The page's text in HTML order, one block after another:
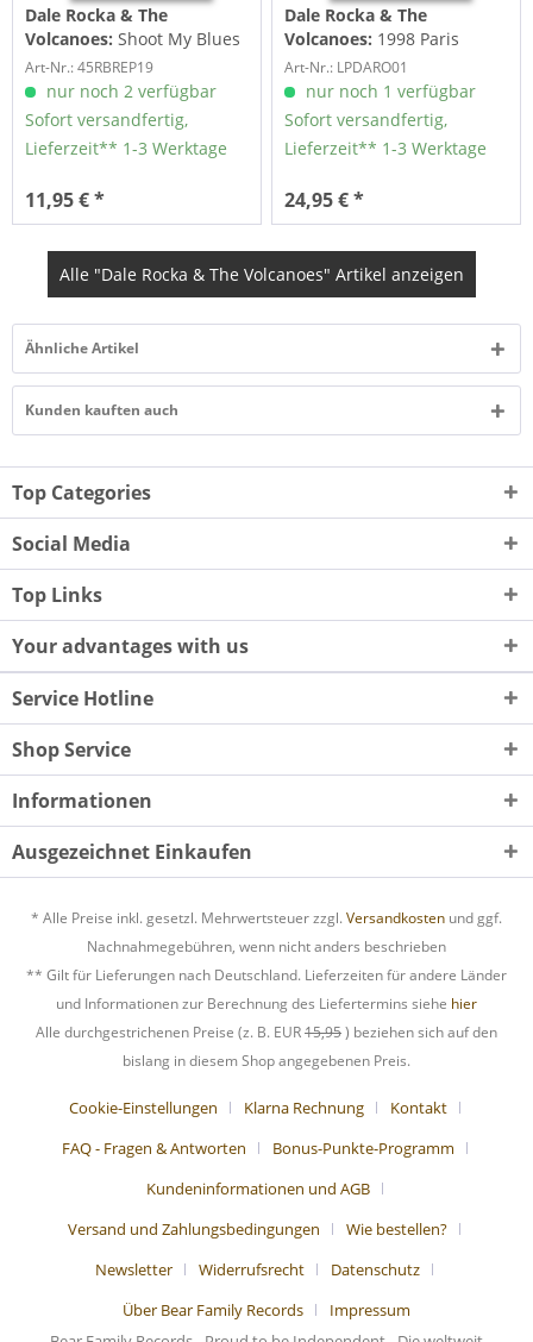
Dale Rocka & The
Volcanoes:Shoot My Blues
Away (7inch, EP, 45rpm, PS)
Art-Nr.: 45RBREP19
nur noch 2 verfügbar
Sofort versandfertig,
Lieferzeit** 1-3 Werktage
11,95 € *
Dale Rocka & The
Volcanoes: 1998 Paris
Recordings (LP, 10inch)
Art-Nr.: LPDARO01
nur noch 1 verfügbar
Sofort versandfertig,
Lieferzeit** 1-3 Werktage
24,95 € *
Alle "Dale Rocka & The Volcanoes" Artikel anzeigen
Ähnliche Artikel
Kunden kauften auch
Top Categories
Social Media
Top Links
Your advantages with us
Service Hotline
Shop Service
Informationen
Ausgezeichnet Einkaufen
* Alle Preise inkl. gesetzl. Mehrwertsteuer zzgl. Versandkosten und ggf.
Nachnahmegebühren, wenn nicht anders beschrieben
** Gilt für Lieferungen nach Deutschland. Lieferzeiten für andere Länder
und Informationen zur Berechnung des Liefertermins siehe hier
Alle durchgestrichenen Preise (z. B. EUR15,95) beziehen sich auf den
bislang in diesem Shop angegebenen Preis.
Cookie-Einstellungen Klarna Rechnung
Kontakt
FAQ - Fragen & Antworten
Bonus-Punkte-Programm
Kundeninformationen und AGB
Versand und Zahlungsbedingungen
Wie bestellen?
Newsletter
Widerrufsrecht
Datenschutz
Über Bear Family Records
Impressum